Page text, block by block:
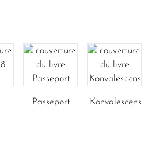
Passeport Konvalescens